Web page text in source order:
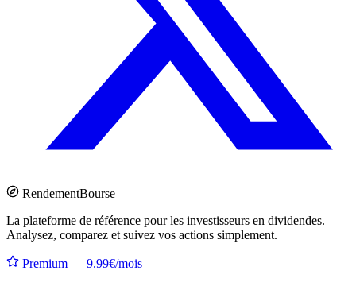
RendementBourse
La plateforme de référence pour les investisseurs en dividendes.
Analysez, comparez et suivez vos actions simplement.
Premium — 9.99€/mois